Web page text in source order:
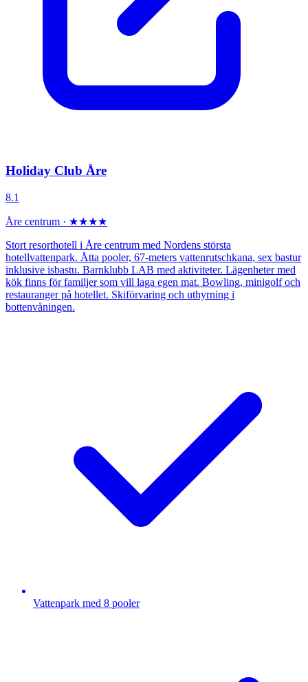
Holiday Club Åre
8.1
Åre centrum · ★★★★
Stort resorthotell i Åre centrum med Nordens största
hotellvattenpark. Åtta pooler, 67-meters vattenrutschkana, sex bastur
inklusive isbastu. Barnklubb LAB med aktiviteter. Lägenheter med
kök finns för familjer som vill laga egen mat. Bowling, minigolf och
restauranger på hotellet. Skiförvaring och uthyrning i
bottenvåningen.
Vattenpark med 8 pooler